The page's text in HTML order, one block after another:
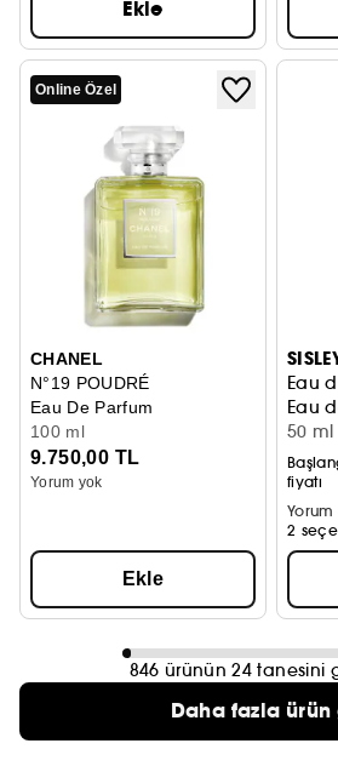
Ekle
Online Özel
CHANEL
N°19 POUDRÉ
Eau De Parfum
100 ml
9.750,00 TL
Yorum yok
Ekle
Eau
Eau
50 ml
fiyatı
2
846 ürünün 24 tanesini
Daha fazla